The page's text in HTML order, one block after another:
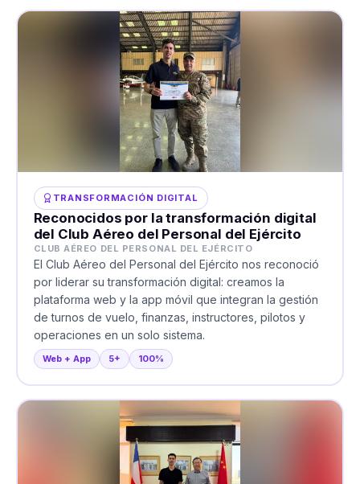
TRANSFORMACIÓN DIGITAL
Reconocidos por la transformación digital
del Club Aéreo del Personal del Ejército
CLUB AÉREO DEL PERSONAL DEL EJÉRCITO
El Club Aéreo del Personal del Ejército nos reconoció
por liderar su transformación digital: creamos la
plataforma web y la app móvil que integran la gestión
de turnos de vuelo, finanzas, instructores, pilotos y
operaciones en un solo sistema.
Web + App 5+ 100%